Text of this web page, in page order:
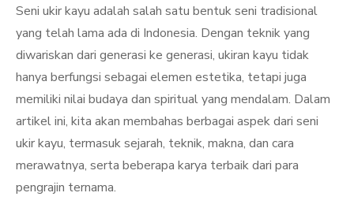
Seni ukir kayu adalah salah satu bentuk seni tradisional
yang telah lama ada di Indonesia. Dengan teknik yang
diwariskan dari generasi ke generasi, ukiran kayu tidak
hanya berfungsi sebagai elemen estetika, tetapi juga
memiliki nilai budaya dan spiritual yang mendalam. Dalam
artikel ini, kita akan membahas berbagai aspek dari seni
ukir kayu, termasuk sejarah, teknik, makna, dan cara
merawatnya, serta beberapa karya terbaik dari para
pengrajin ternama.